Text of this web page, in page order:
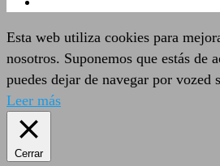
Esta web utiliza cookies para
nosotros. Suponemos que estás de
puedes dejar de navegar por vozed
Leer más
Cerrar